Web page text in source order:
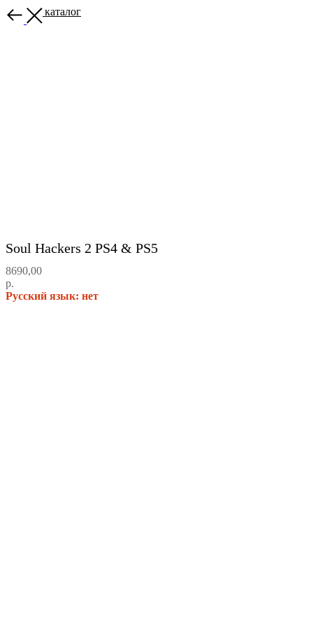
Назад в каталог
Soul Hackers 2 PS4 & PS5
8690,00
р.
Русский язык: нет